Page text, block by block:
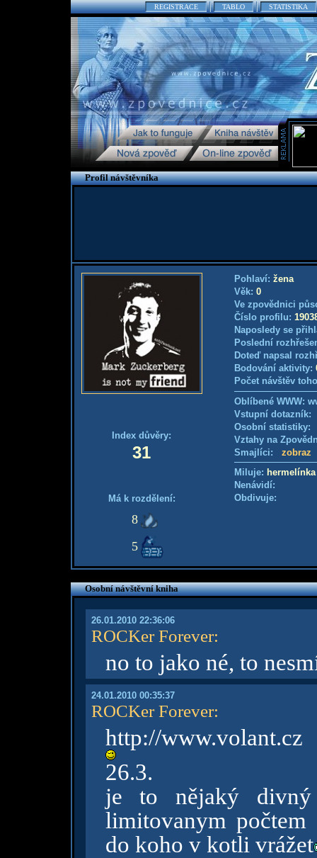
REGISTRACE TABLO STATISTIKA
Profil návštěvníka
Index důvěry:
31
Má k rozdělení:
8
5
Pohlaví: žena
Věk: 0
Ve zpovědnici
Číslo profilu:
Naposledy se
Poslední
Doteď napsal
Bodování aktivity:
Počet návštěv
Oblíbené WWW:
Vstupní
Osobní
Vztahy na
Smajlíci: zobraz
Miluje: hermelínka
Nenávidí:
Obdivuje:
Osobní návštěvní kniha
26.01.2010 22:36:06
ROCKer Forever:
no to jako né, to
24.01.2010 00:35:37
ROCKer Forever:
http://www.volant.cz
26.3.
je to nějaký
limitovanym počtem
do koho v kotli vrážet